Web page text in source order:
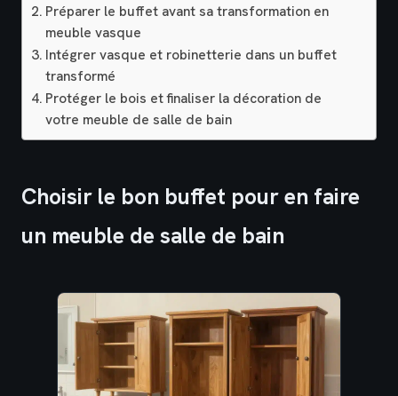
Préparer le buffet avant sa transformation en
meuble vasque
Intégrer vasque et robinetterie dans un buffet
transformé
Protéger le bois et finaliser la décoration de
votre meuble de salle de bain
Choisir le bon buffet pour en faire
un meuble de salle de bain